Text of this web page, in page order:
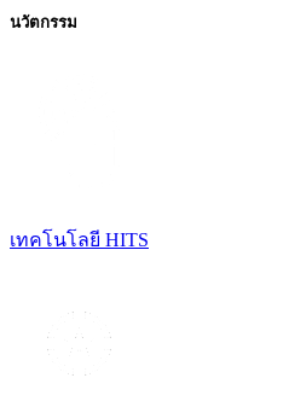
นวัตกรรม
เทคโนโลยี HITS